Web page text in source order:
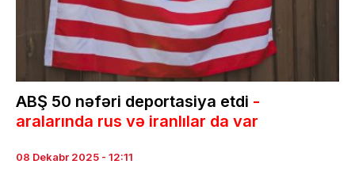
ABŞ 50 nəfəri deportasiya etdi -
aralarında rus və iranlılar da var
08 Dekabr 2025 - 12:11